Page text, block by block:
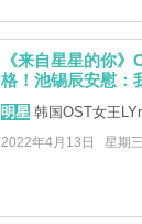
《来自星星的你
格！池锡辰安慰：
明星韩国OST女王
2022年4月13日 星期